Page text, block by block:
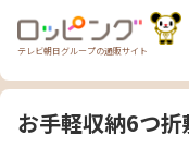
テレビ朝日グループの通販サイト
お手軽収納6つ